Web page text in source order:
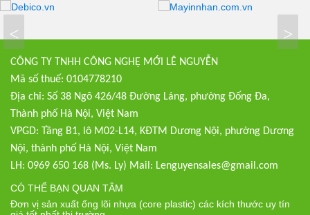
< >
CÔNG TY TNHH CÔNG NGHỆ MỚI LÊ NGUYỄN
Mã số thuế: 0104778210
Địa chỉ: Số 38 Ngõ 426/48 Đường Láng, phường Đống Đa,
Thành phố Hà Nội, Việt Nam
VPGD: Tầng B1, lô M02-L14, KĐTM Dương Nội, phường Dương
Nội, thành phố Hà Nội, Việt Nam
LH: 0969 650 168 (Ms. Ly) Mail: Lenguyensales@gmail.com
CÓ THỂ BẠN QUAN TÂM
Đơn vị sản xuất ống lõi nhựa (core plastic) các kích thước uy tín